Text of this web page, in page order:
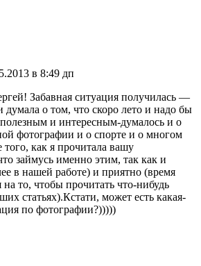
в 8:49 дп
Забавная ситуация получилась —
думала о том, что скоро лето и надо бы
полезным и интересным-думалось и о
фотографии и о спорте и о многом
того, как я прочитала вашу
займусь именно этим, так как и
в нашей работе) и приятно (время
на то, чтобы прочитать что-нибудь
статьях).Кстати, может есть какая-
по фотографии?)))))